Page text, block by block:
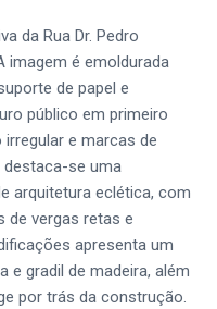
da Rua Dr. Pedro
imagem é emoldurada
de papel e
público em primeiro
e marcas de
destaca-se uma
arquitetura eclética, com
de vergas retas e
apresenta um
e gradil de madeira, além
por trás da construção.